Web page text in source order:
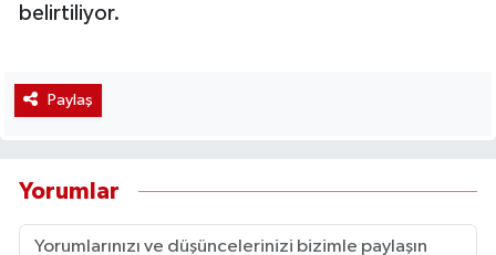
belirtiliyor.
Paylaş
Yorumlar